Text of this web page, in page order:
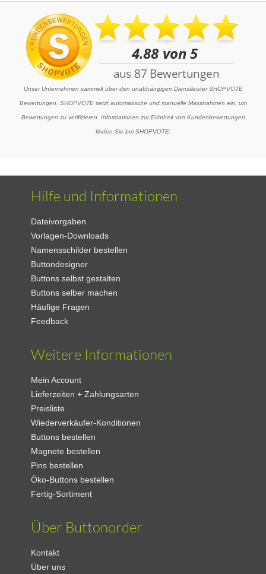
Unser Unternehmen sammelt über den unabhängigen Dienstleister SHOPVOTE
Bewertungen. SHOPVOTE setzt automatische und manuelle Massnahmen ein, um
Bewertungen zu verifizieren. Informationen zur Echtheit von Kundenbewertungen
finden Sie bei SHOPVOTE.
Hilfe und Informationen
Dateivorgaben
Vorlagen-Downloads
Namensschilder bestellen
Buttondesigner
Buttons selbst gestalten
Buttons selber machen
Häufige Fragen
Feedback
Weitere Informationen
Mein Account
Lieferzeiten + Zahlungsarten
Preisliste
Wiederverkäufer-Konditionen
Buttons bestellen
Magnete bestellen
Pins bestellen
Öko-Buttons bestellen
Fertig-Sortiment
Über Buttonorder
Kontakt
Über uns